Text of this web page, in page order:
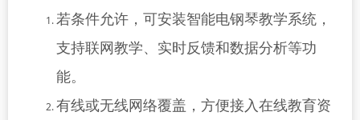
若条件允许，可安装智能电钢琴教学系统，
支持联网教学、实时反馈和数据分析等功
能。
有线或无线网络覆盖，方便接入在线教育资